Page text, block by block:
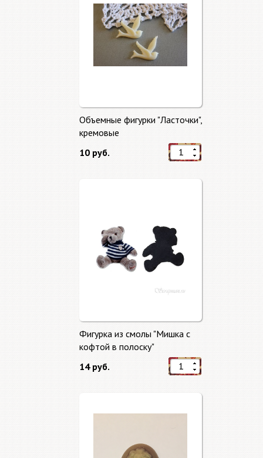
Объемные фигурки "Ласточки",
кремовые
10 руб.
Фигурка из смолы "Мишка с
кофтой в полоску"
14 руб.